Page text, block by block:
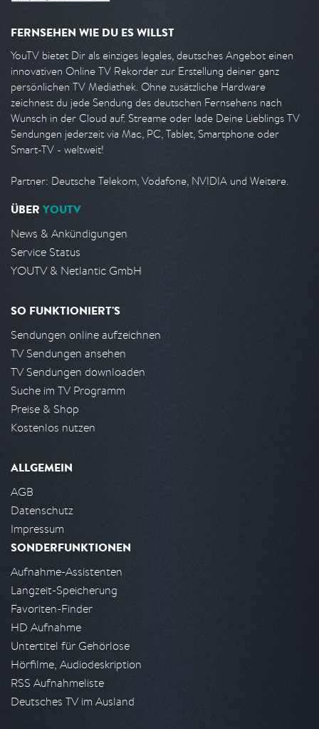
FERNSEHEN WIE DU ES WILLST
YouTV bietet Dir als einziges legales, deutsches Angebot einen
innovativen Online TV Rekorder zur Erstellung deiner ganz
persönlichen TV Mediathek. Ohne zusätzliche Hardware
zeichnest du jede Sendung des deutschen Fernsehens nach
Wunsch in der Cloud auf. Streame oder lade Deine Lieblings TV
Sendungen jederzeit via Mac, PC, Tablet, Smartphone oder
Smart-TV - weltweit!
Partner: Deutsche Telekom, Vodafone, NVIDIA und Weitere.
ÜBER YOUTV
News & Ankündigungen
Service Status
YOUTV & Netlantic GmbH
SO FUNKTIONIERT'S
Sendungen online aufzeichnen
TV Sendungen ansehen
TV Sendungen downloaden
Suche im TV Programm
Preise & Shop
Kostenlos nutzen
ALLGEMEIN
AGB
Datenschutz
Impressum
SONDERFUNKTIONEN
Aufnahme-Assistenten
Langzeit-Speicherung
Favoriten-Finder
HD Aufnahme
Untertitel für Gehörlose
Hörfilme, Audiodeskription
RSS Aufnahmeliste
Deutsches TV im Ausland